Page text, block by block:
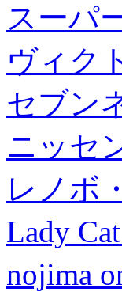
スーパ
ヴィク
セブン
ニッセ
レノボ
Lady
nojima